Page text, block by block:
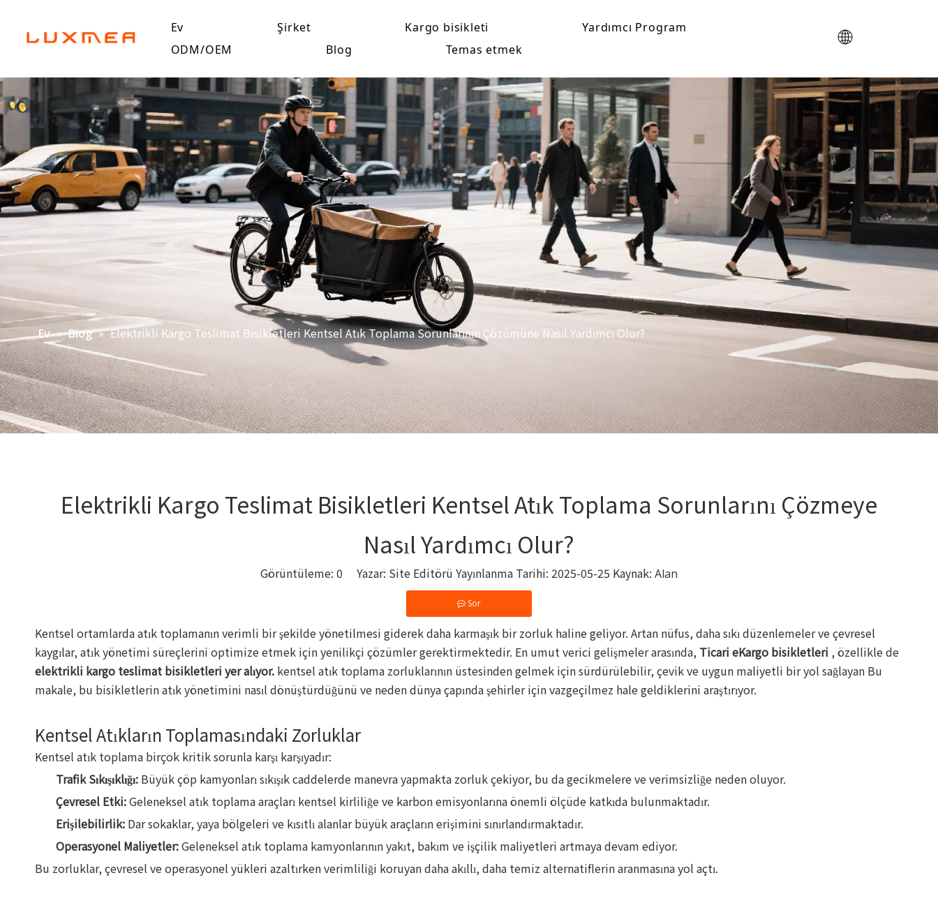
Ev Şirket Kargo bisikleti
Yardımcı Program
ODM/OEM
Blog Temas etmek
Ev » Blog » Elektrikli Kargo Teslimat Bisikletleri Kentsel Atık Toplama Sorunlarının Çözümüne Nasıl Yardımcı Olur?
Elektrikli Kargo Teslimat Bisikletleri Kentsel Atık Toplama Sorunlarını Çözmeye
Nasıl Yardımcı Olur?
Görüntüleme: 0 Yazar: Site Editörü Yayınlanma Tarihi: 2025-05-25 Kaynak: Alan
Sor
Kentsel ortamlarda atık toplamanın verimli bir şekilde yönetilmesi giderek daha karmaşık bir zorluk haline geliyor. Artan nüfus, daha sıkı düzenlemeler ve çevresel
kaygılar, atık yönetimi süreçlerini optimize etmek için yenilikçi çözümler gerektirmektedir. En umut verici gelişmeler arasında, Ticari eKargo bisikletleri , özellikle de
elektrikli kargo teslimat bisikletleri yer alıyor. kentsel atık toplama zorluklarının üstesinden gelmek için sürdürülebilir, çevik ve uygun maliyetli bir yol sağlayan Bu
makale, bu bisikletlerin atık yönetimini nasıl dönüştürdüğünü ve neden dünya çapında şehirler için vazgeçilmez hale geldiklerini araştırıyor.
Kentsel Atıkların Toplamasındaki Zorluklar
Kentsel atık toplama birçok kritik sorunla karşı karşıyadır:
Trafik Sıkışıklığı: Büyük çöp kamyonları sıkışık caddelerde manevra yapmakta zorluk çekiyor, bu da gecikmelere ve verimsizliğe neden oluyor.
Çevresel Etki:Geleneksel atık toplama araçları kentsel kirliliğe ve karbon emisyonlarına önemli ölçüde katkıda bulunmaktadır.
Erişilebilirlik: Dar sokaklar, yaya bölgeleri ve kısıtlı alanlar büyük araçların erişimini sınırlandırmaktadır.
Operasyonel Maliyetler:Geleneksel atık toplama kamyonlarının yakıt, bakım ve işçilik maliyetleri artmaya devam ediyor.
Bu zorluklar, çevresel ve operasyonel yükleri azaltırken verimliliği koruyan daha akıllı, daha temiz alternatiflerin aranmasına yol açtı.